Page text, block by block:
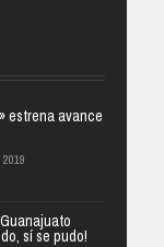
estrena avance
sí se pudo!